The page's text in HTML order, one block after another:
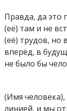
Правда, да это
(её) там и не
(её) трудов, но
вперёд, в
не было бы
(Имя человека),
линией, и мы